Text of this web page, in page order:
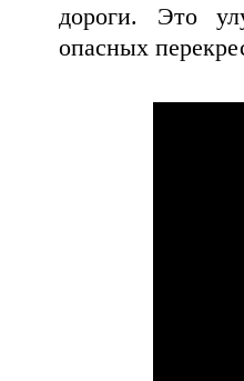
дороги. Это
опасных